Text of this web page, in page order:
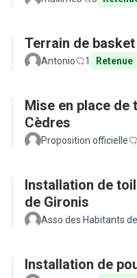
Terrain de
Antonio 1 Retenue
Mise en place de
Cèdres
Proposition officielle
Installation de
de Gironis
Asso des Habitants
Installation de